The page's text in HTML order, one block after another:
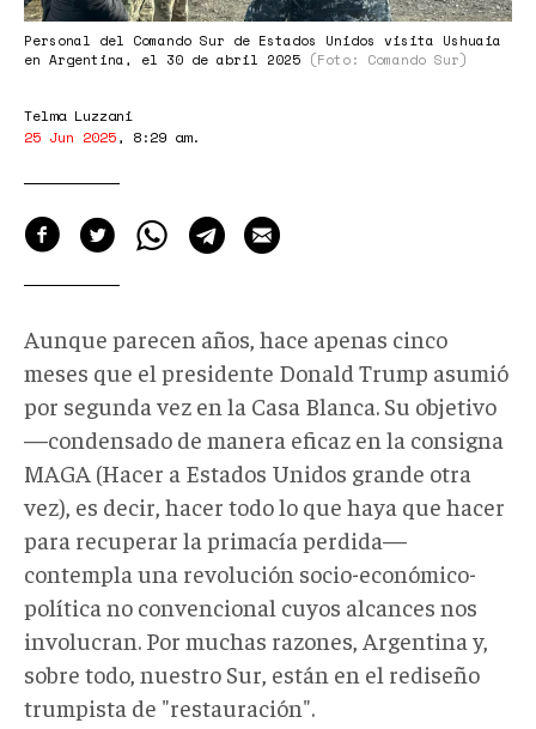
52.png
Personal del Comando Sur de Estados Unidos visita Ushuaia
en Argentina, el 30 de abril 2025 (Foto: Comando Sur)
Telma Luzzani
25 Jun 2025, 8:29 am.
Aunque parecen años, hace apenas cinco
meses que el presidente Donald Trump asumió
por segunda vez en la Casa Blanca. Su objetivo
—condensado de manera eficaz en la consigna
MAGA (Hacer a Estados Unidos grande otra
vez), es decir, hacer todo lo que haya que hacer
para recuperar la primacía perdida—
contempla una revolución socio-económico-
política no convencional cuyos alcances nos
involucran. Por muchas razones, Argentina y,
sobre todo, nuestro Sur, están en el rediseño
trumpista de "restauración".